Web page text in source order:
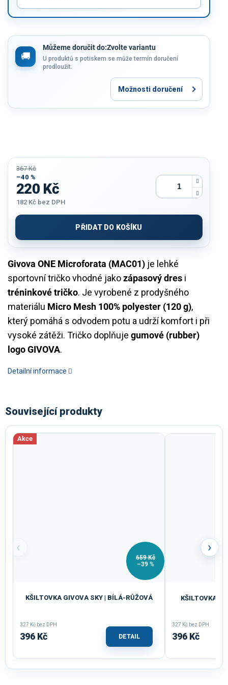
Můžeme doručit do:Zvolte variantu
U produktů s potiskem se může termín doručení
prodloužit.
Možnosti doručení
Givova ONE Microforata (MAC01) je lehké
sportovní tričko vhodné jakozápasový dres i
tréninkové tričko. Je vyrobené z prodyšného
materiálu Micro Mesh 100% polyester (120 g),
který pomáhá s odvodem potu a udrží komfort i při
vysoké zátěži. Tričko doplňuje gumové (rubber)
logo GIVOVA.
Detailní informace
367 Kč
–40 %
220 Kč
182 Kč bez DPH
cena:
PŘIDAT DO KOŠÍKU
Související produkty
‹
Akce
659 Kč
–39 %
KŠILTOVKA GIVOVA SKY | BÍLÁ-RŮŽOVÁ
327 Kč bez DPH
396 Kč DETAIL
KŠILTOVKA
327 Kč bez DPH
396 Kč
›